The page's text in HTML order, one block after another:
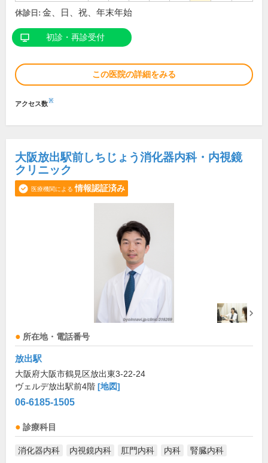
休診日: 金、日、祝、年末年始
初診・再診受付
この医院の詳細をみる
アクセス数※
大阪放出駅前しちじょう消化器内科・内視鏡
クリニック
医療機関による 情報認証済み
所在地・電話番号
放出駅
大阪府大阪市鶴見区放出東3-22-24
ヴェルデ放出駅前4階 [地図]
06-6185-1505
診療科目
消化器内科 内視鏡内科 肛門内科 内科 腎臓内科